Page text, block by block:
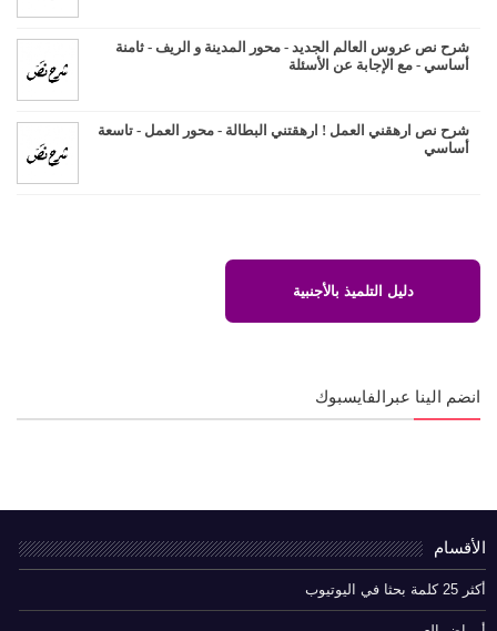
شرح نص عروس العالم الجديد - محور المدينة و الريف - ثامنة
أساسي - مع الإجابة عن الأسئلة
شرح نص ارهقني العمل ! ارهقتني البطالة - محور العمل - تاسعة
أساسي
دليل التلميذ بالأجنبية
انضم الينا عبرالفايسبوك
الأقسام
أكثر 25 كلمة بحثا في اليوتيوب